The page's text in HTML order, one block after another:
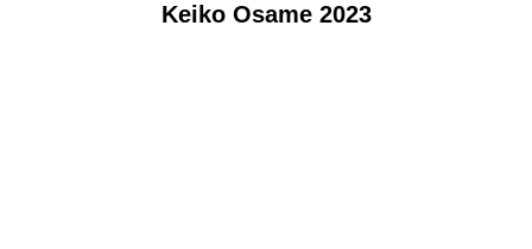
Keiko Osame 2023